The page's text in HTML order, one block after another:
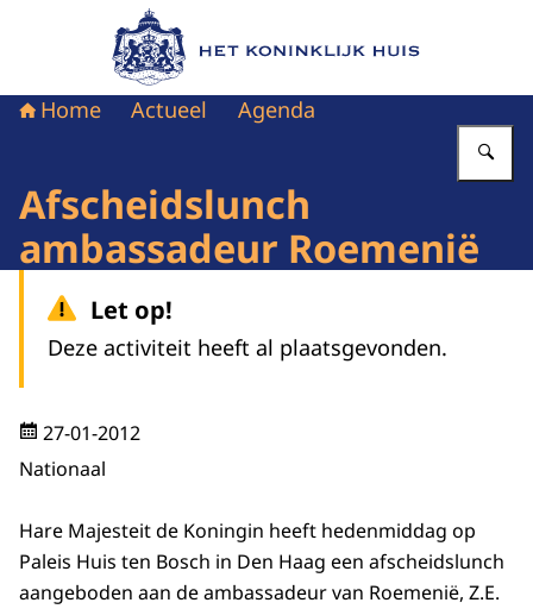
Naar de homepage van Het Koninklijk Huis
Home Actueel Agenda
Afscheidslunch
ambassadeur Roemenië
Let op!
Deze activiteit heeft al plaatsgevonden.
27-01-2012
Nationaal
Hare Majesteit de Koningin heeft hedenmiddag op
Paleis Huis ten Bosch in Den Haag een afscheidslunch
aangeboden aan de ambassadeur van Roemenië, Z.E.